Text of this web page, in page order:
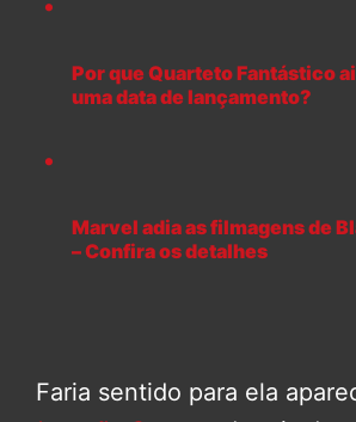
Por que Quarteto Fantástico
uma data de lançamento?
Marvel adia as filmagens de
– Confira os detalhes
Faria sentido para ela